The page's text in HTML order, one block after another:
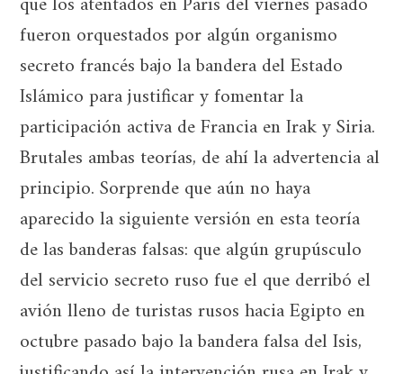
fueron orquestados por algún organismo
secreto francés bajo la bandera del Estado
Islámico para justificar y fomentar la
participación activa de Francia en Irak y Siria.
Brutales ambas teorías, de ahí la advertencia al
principio. Sorprende que aún no haya
aparecido la siguiente versión en esta teoría
de las banderas falsas: que algún grupúsculo
del servicio secreto ruso fue el que derribó el
avión lleno de turistas rusos hacia Egipto en
octubre pasado bajo la bandera falsa del Isis,